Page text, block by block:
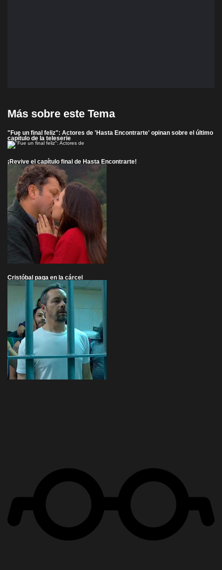
Más sobre este Tema
"Fue un final feliz": Actores de 'Hasta Encontrarte' opinan sobre el último
capítulo de la teleserie
¡Revive el capítulo final de Hasta Encontrarte!
Cristóbal paga en la cárcel